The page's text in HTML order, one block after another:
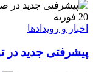
20 فوریه
اخبار و رویدادها
پیشرفتی جدید در